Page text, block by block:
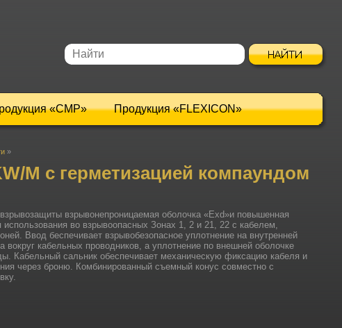
«CMP» Продукция «FLEXICON»
»
M с герметизацией компаундом
взрывонепроницаемая оболочка «Ехd»и повышенная
во взрывоопасных Зонах 1, 2 и 21, 22 с кабелем,
Ввод беспечивает взрывобезопасное уплотнение на внутренней
вокруг кабельных проводников, а уплотнение по внешней оболочке
Кабельный сальник обеспечивает механическую фиксацию кабеля и
через броню. Комбинированный съемный конус совместно с